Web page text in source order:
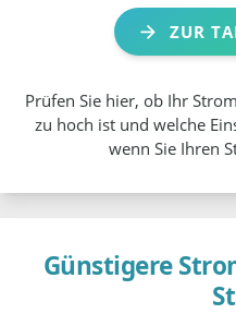
ZUR
Prüfen Sie hier, ob Ihr
zu hoch ist und welche
wenn Sie Ihren
Günstigere